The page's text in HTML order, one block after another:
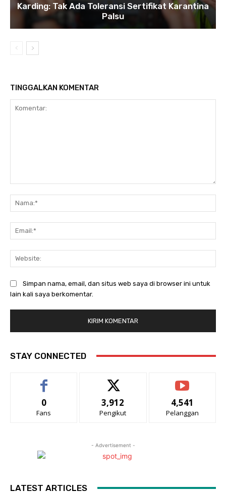
Karding: Tak Ada Toleransi Sertifikat Karantina
Palsu
TINGGALKAN KOMENTAR
Simpan nama, email, dan situs web saya di browser ini untuk
lain kali saya berkomentar.
STAY CONNECTED
0
Fans
3,912
Pengikut
4,541
Pelanggan
- Advertisement -
LATEST ARTICLES